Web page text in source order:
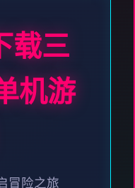
载三
机游
冒险之旅